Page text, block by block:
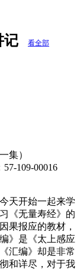
记 看全部
一集）
109-00016
天开始一起来学
《无量寿经》的
果报应的教材，
》是《太上感应
汇编》却是非常
和详尽，对于我